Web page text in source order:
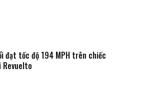
đạt tốc độ 194 MPH trên chiếc
Revuelto